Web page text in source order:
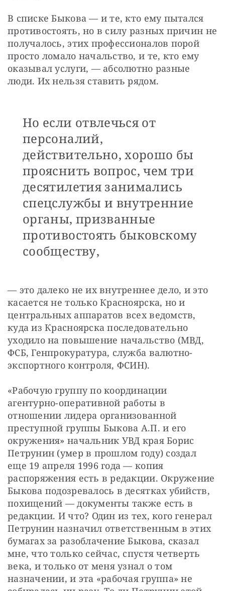
В списке Быкова — и те, кто ему пытался
противостоять, но в силу разных причин не
получалось, этих профессионалов порой
просто ломало начальство, и те, кто ему
оказывал услуги, — абсолютно разные
люди. Их нельзя ставить рядом.
Но если отвлечься от
персоналий,
действительно, хорошо бы
прояснить вопрос, чем три
десятилетия занимались
спецслужбы и внутренние
органы, призванные
противостоять быковскому
сообществу,
— это далеко не их внутреннее дело, и это
касается не только Красноярска, но и
центральных аппаратов всех ведомств,
куда из Красноярска последовательно
уходило на повышение начальство (МВД,
ФСБ, Генпрокуратура, служба валютно-
экспортного контроля, ФСИН).
«Рабочую группу по координации
агентурно-оперативной работы в
отношении лидера организованной
преступной группы Быкова А.П. и его
окружения» начальник УВД края Борис
Петрунин (умер в прошлом году) создал
еще 19 апреля 1996 года — копия
распоряжения есть в редакции. Окружение
Быкова подозревалось в десятках убийств,
похищений — документы также есть в
редакции. И что? Один из тех, кого генерал
Петрунин назначил ответственным в этих
бумагах за разоблачение Быкова, сказал
мне, что только сейчас, спустя четверть
века, и только от меня узнал о том
назначении, и эта «рабочая группа» не